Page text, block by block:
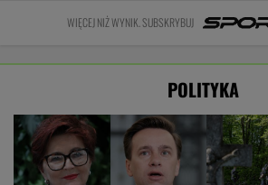
WIĘCEJ NIŻ WYNIK. SUBSKRYBUJ
POLITYKA